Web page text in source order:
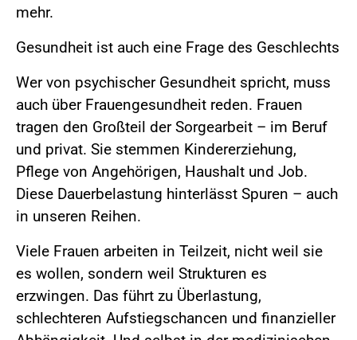
mehr.
Gesundheit ist auch eine Frage des Geschlechts
Wer von psychischer Gesundheit spricht, muss
auch über Frauengesundheit reden. Frauen
tragen den Großteil der Sorgearbeit – im Beruf
und privat. Sie stemmen Kindererziehung,
Pflege von Angehörigen, Haushalt und Job.
Diese Dauerbelastung hinterlässt Spuren – auch
in unseren Reihen.
Viele Frauen arbeiten in Teilzeit, nicht weil sie
es wollen, sondern weil Strukturen es
erzwingen. Das führt zu Überlastung,
schlechteren Aufstiegschancen und finanzieller